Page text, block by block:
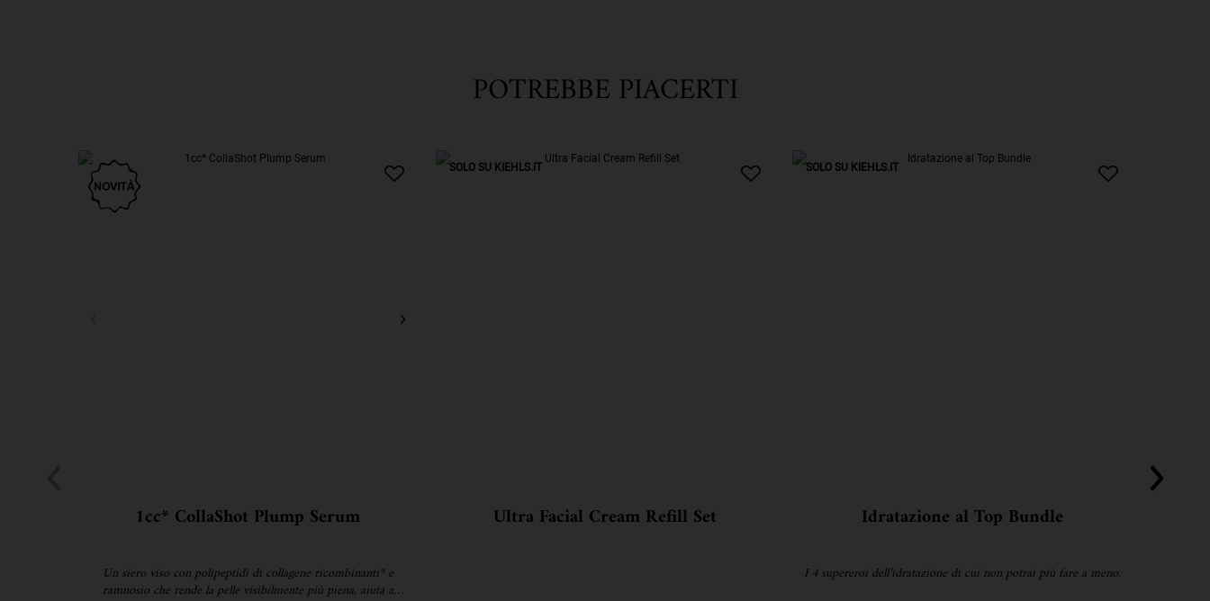
POTREBBE PIACERTI
1cc* CollaShot Plump Serum
Un siero viso con polipeptidi di collagene ricombinanti* e
ramnosio che rende la pelle visibilmente più piena, aiuta a
SOLO SU KIEHLS.IT
Ultra Facial Cream Refill Set
SOLO SU KIEHLS.IT
Idratazione al Top Bundle
I 4 supereroi dell’idratazione di cui non potrai più fare a meno.